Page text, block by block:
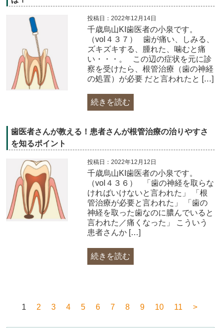
投稿日：2022年12月14日
千歳烏山KI歯医者の小泉です。
（vol４３７）​ 歯が痛い、しみる、
ズキズキする、腫れた、噛むと痛
い・・・。 この辺の症状を元に診
察を受けたら、根管治療（歯の神経
の処置）が必要 だと言われたと […]
続きを読む
歯医者さんが教える！患者さんが根管治療の治りやすさ
を知るポイント
投稿日：2022年12月12日
千歳烏山KI歯医者の小泉です。
（vol４３６）​ 「歯の神経を取らな
ければいけないと言われた」 「根
管治療が必要と言われた」 「歯の
神経を取った歯なのに膿んでいると
言われた／痛くなった」 こういう
患者さんか […]
続きを読む
1 2 3 4 5 6 7 8 9 10 11 >